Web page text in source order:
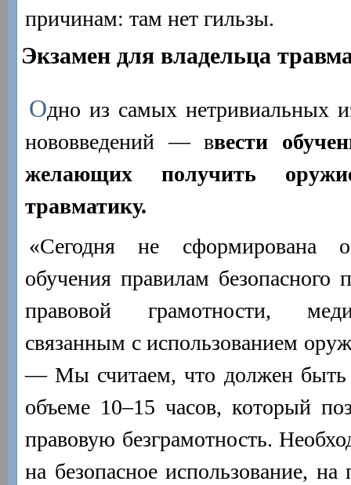
причинам: там нет гильзы.
Экзамен для владельца
Одно из самых нетривиальных
нововведений — ввести
желающих получить
травматику.
«Сегодня не сформирована
обучения правилам безопасного
правовой грамотности,
связанным с использованием
— Мы считаем, что должен
объеме 10–15 часов, который
правовую безграмотность.
на безопасное использование,